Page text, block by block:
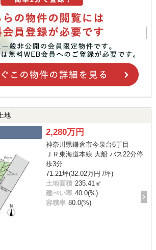
地
2,280万円
神奈川県鎌倉市今泉台6丁目
ＪＲ東海道本線 大船 バス22分停
歩3分
71.21坪(32.02万円 /坪)
土地面積 235.41㎡
建ぺい率 40.0(%)
容積率 80.0(%)